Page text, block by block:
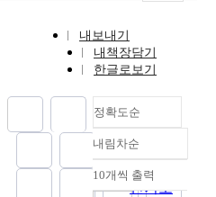
내보내기
내책장담기
한글로보기
정확도순
정확도
순
인기도
내림차순
내림차순
10개씩 출력